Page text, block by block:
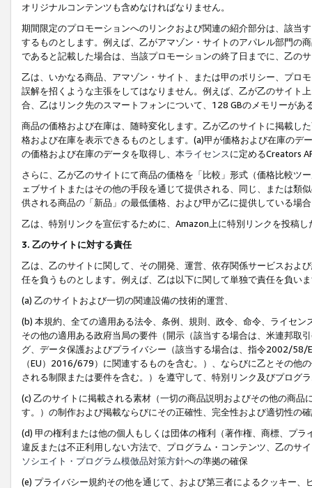
オリジナルコンテンツも含めなければなりません。
期間限定のプロモーションへのリンクおよび関連の紹介部分は、該当
するものとします。例えば、乙がアマゾン・サイトのアパレル部門の
であると記載した場合は、当該プロモーションの終了日までに、乙の
乙は、いかなる商品、アマゾン・サイト、または甲のポリシー、プロ
誤解を招くような主張をしてはなりません。例えば、乙が乙のサイト
合、乙はリンク先のスマートフォンについて、128 GBのメモリーがあ
商品の価格および在庫は、随時変化します。乙が乙のサイトに掲載し
格および在庫を表示できるものとします。(a)甲が価格および在庫の
の価格および在庫のデータを取得し、 本ライセンスに定めるCreators
さらに、乙が乙のサイトにて商品の価格を「比較」形式（価格比較ツ
ェブサイトまたはその他の手段を通じて提供される、同じ、または類
供される商品の「新品」の最低価格、および甲が乙に提供している場
乙は、特別リンクを宣伝するために、Amazon上に特別リンクを投稿
3. 乙のサイトに対する責任
乙は、乙のサイトに関して、その開発、運営、依存関係サービスおよ
任を負うものとします。例えば、乙は以下に関して単独で責任を負い
(a) 乙のサイトおよび一切の関連設備の技術的運営、
(b) 本規約、全ての適用ある法令、条例、規則、政令、命令、ライセ
その他の適用ある政府当局の要件（開示（該当する場合は、米連邦取
グ、データ保護およびプライバシー（該当する場合は、指令2002/58/
（EU）2016/679）に関連するものを含む。）、ならびに乙とその他
される制限または要件を含む。）を遵守して、特別リンク及びプログ
(c) 乙のサイトに掲載される素材（一切の商品説明およびその他の商
す。）の制作および掲載ならびにその正確性、完全性および適切性の
(d) 甲の権利または他の個人もしくは団体の権利（著作権、商標、プ
違反または不正利用しない方法で、プログラム・コンテンツ、乙のサ
ソシエイト・プログラム模倣品対策方針への準拠の確保
(e) プライバシー規約その他を通じて、および第三者によるクッキー